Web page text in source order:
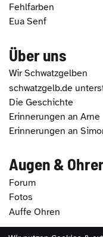
Fehlfarben
Eua Senf
Über uns
Wir Schwatzgelben
schwatzgelb.de
Die Geschichte
Erinnerungen an Arne
Erinnerungen an
Augen &
Forum
Fotos
Auffe Ohren